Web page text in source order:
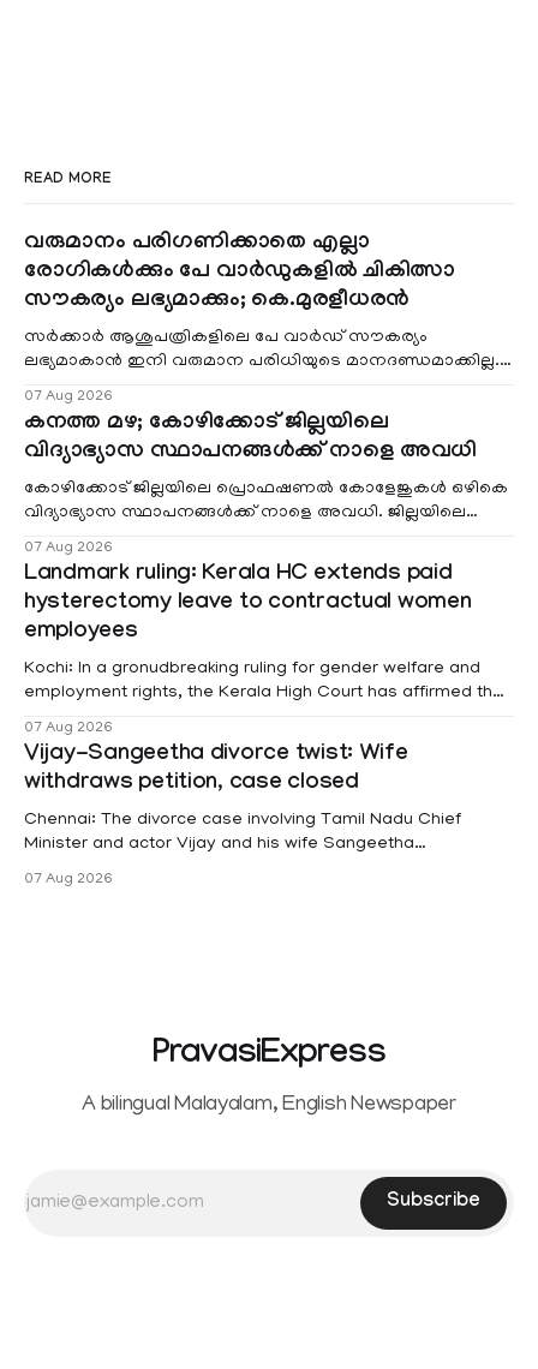
READ MORE
വരുമാനം പരിഗണിക്കാതെ എല്ലാ
രോഗികൾക്കും പേ വാർഡുകളിൽ ചികിത്സാ
സൗകര്യം ലഭ്യമാക്കും; കെ.മുരളീധരൻ
സർക്കാർ ആശുപത്രികളിലെ പേ വാർഡ് സൗകര്യം
ലഭ്യമാകാൻ ഇനി വരുമാന പരിധിയുടെ മാനദണ്ഡമാക്കില്ല.
07 Aug 2026
കനത്ത മഴ; കോഴിക്കോട് ജില്ലയിലെ
വിദ്യാഭ്യാസ സ്ഥാപനങ്ങൾക്ക് നാളെ അവധി
കോഴിക്കോട് ജില്ലയിലെ പ്രൊഫഷണൽ കോളേജുകൾ ഒഴികെ
വിദ്യാഭ്യാസ സ്ഥാപനങ്ങൾക്ക് നാളെ അവധി. ജില്ലയിലെ
07 Aug 2026
Landmark ruling: Kerala HC extends paid
hysterectomy leave to contractual women
employees
Kochi: In a gronudbreaking ruling for gender welfare and
employment rights, the Kerala High Court has affirmed that
projects are eligible for paid medical leave following
hysterectomy surgery under the Kerala Service Rules
(KSR). The court noted that since essential benefits like
maternity
07 Aug 2026
Vijay-Sangeetha divorce twist: Wife
withdraws petition, case closed
Chennai: The divorce case involving Tamil Nadu Chief
Minister and actor Vijay and his wife Sangeetha
Sowrnalingam has taken a new turn after Sangeetha
07 Aug 2026
PravasiExpress
A bilingual Malayalam, English Newspaper
Subscribe